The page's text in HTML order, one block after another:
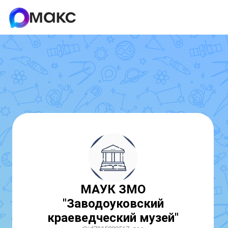
МАУК ЗМО
"Заводоуковский
краеведческий музей"